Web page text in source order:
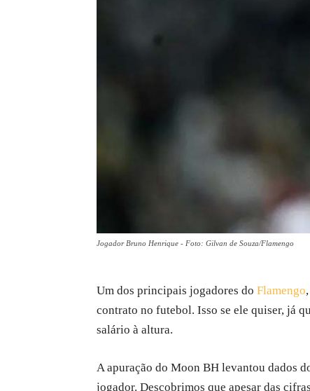
Jogador Bruno Henrique - Foto: Gilvan de Souza/Flamengo
Um dos principais jogadores do Flamengo,
contrato no futebol. Isso se ele quiser, já
salário à altura.
A apuração do Moon BH levantou dados
jogador. Descobrimos que apesar das